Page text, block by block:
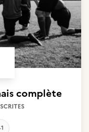
complète